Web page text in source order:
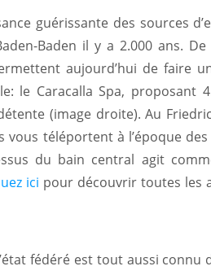
guérissante des sources
Baden il y a 2.000 ans.
aujourd’hui de faire
le Caracalla Spa, proposant
(image droite). Au
vous téléportent à l’époque
du bain central agit
ici pour découvrir toutes les
fédéré est tout aussi connu